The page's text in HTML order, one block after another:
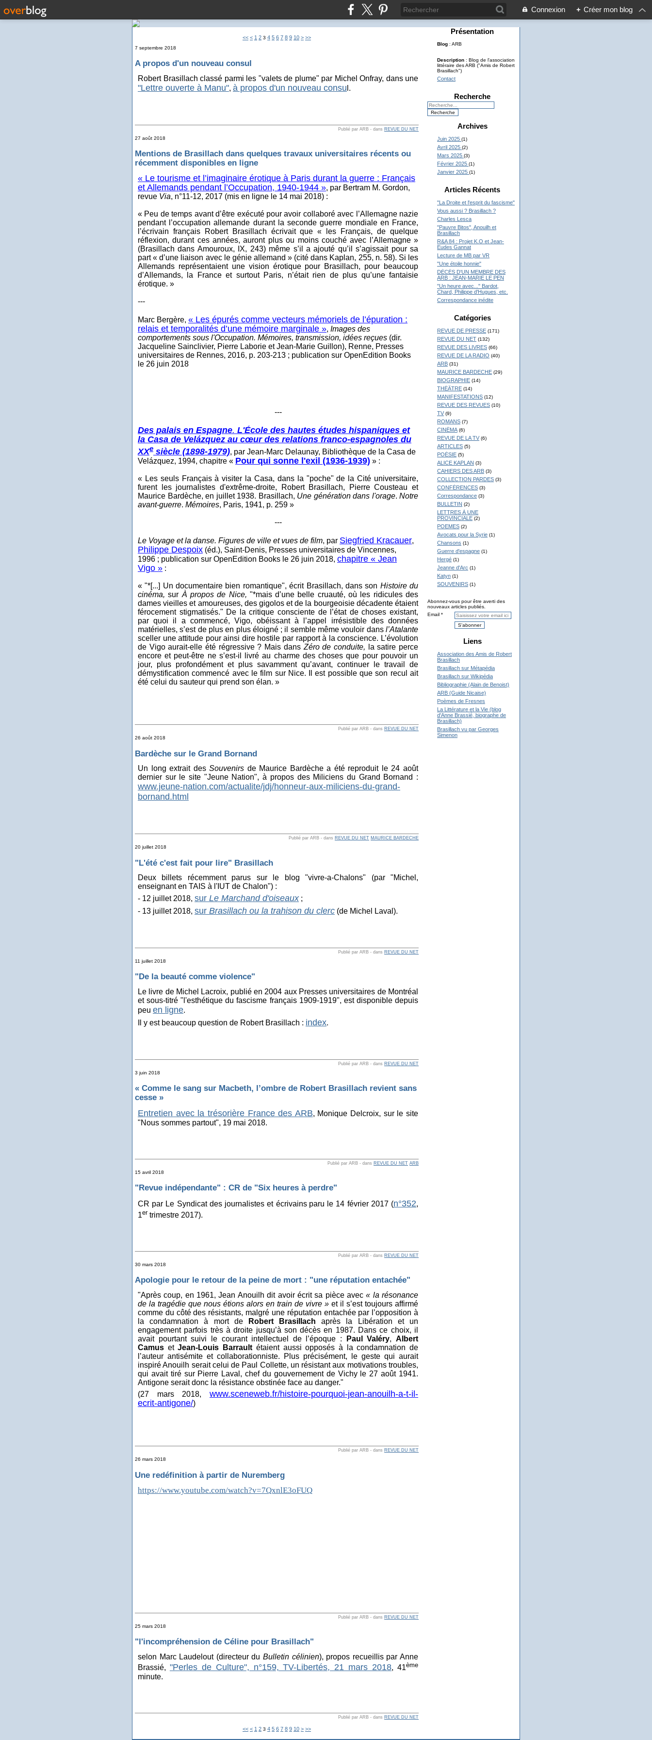
Connexion + Créer mon blog
<< < 1 2 3 4 5 6 7 8 9 10 > >>
7 septembre 2018
A propos d'un nouveau consul
Robert Brasillach classé parmi les "valets de plume" par Michel Onfray, dans une
"Lettre ouverte à Manu", à propos d'un nouveau consu l.
Publié par ARB - dans REVUE DU NET
27 août 2018
Mentions de Brasillach dans quelques travaux universitaires récents ou
récemment disponibles en ligne
« Le tourisme et l’imaginaire érotique à Paris durant la guerre : Français
et Allemands pendant l’Occupation, 1940-1944 », par Bertram M. Gordon,
revue Via, n°11-12, 2017 (mis en ligne le 14 mai 2018) :
« Peu de temps avant d’être exécuté pour avoir collaboré avec l’Allemagne nazie
pendant l’occupation allemande durant la seconde guerre mondiale en France,
l’écrivain français Robert Brasillach écrivait que « les Français, de quelque
réflexion, durant ces années, auront plus ou moins couché avec l’Allemagne »
(Brasillach dans Amouroux, IX, 243) même s’il a ajouté qu’il s’agissait pour sa
part « d’une liaison avec le génie allemand » (cité dans Kaplan, 255, n. 58). Si les
Allemands représentaient une vision érotique pour Brasillach, pour beaucoup
d’Allemands, la France et surtout Paris, n’était rien de plus qu’une fantaisie
érotique. »
---
Marc Bergère, « Les épurés comme vecteurs mémoriels de l’épuration :
relais et temporalités d’une mémoire marginale », Images des
comportements sous l'Occupation. Mémoires, transmission, idées reçues (dir.
Jacqueline Sainclivier, Pierre Laborie et Jean-Marie Guillon), Renne, Presses
universitaires de Rennes, 2016, p. 203-213 ; publication sur OpenEdition Books
le 26 juin 2018
---
Des palais en Espagne. L'École des hautes études hispaniques et
la Casa de Velázquez au cœur des relations franco-espagnoles du
XXe siècle (1898-1979), par Jean-Marc Delaunay, Bibliothèque de la Casa de
Velázquez, 1994, chapitre « Pour qui sonne l'exil (1936-1939) » :
« Les seuls Français à visiter la Casa, dans la "poche" de la Cité universitaire,
furent les journalistes d'extrême-droite, Robert Brasillach, Pierre Cousteau et
Maurice Bardèche, en juillet 1938. Brasillach, Une génération dans l'orage. Notre
avant-guerre. Mémoires, Paris, 1941, p. 259 »
---
Le Voyage et la danse. Figures de ville et vues de film, par Siegfried Kracauer,
Philippe Despoix (éd.), Saint-Denis, Presses universitaires de Vincennes,
1996 ; publication sur OpenEdition Books le 26 juin 2018, chapitre « Jean
Vigo » :
« "*[...] Un documentaire bien romantique", écrit Brasillach, dans son Histoire du
cinéma, sur À propos de Nice, "*mais d’une belle cruauté, où les ridicules des
dames vieilles et amoureuses, des gigolos et de la bourgeoisie décadente étaient
férocement stigmatisés." De la critique consciente de l’état de choses existant,
par quoi il a commencé, Vigo, obéissant à l’appel irrésistible des données
matérielles, s’est de plus en plus éloigné ; il semble même vouloir dansl’Atalante
sceller une attitude pour ainsi dire hostile par rapport à la conscience. L’évolution
de Vigo aurait-elle été régressive ? Mais dansZéro de conduite, la satire perce
encore et peut-être ne s’est-il livré au charme des choses que pour pouvoir un
jour, plus profondément et plus savamment qu’avant, continuer le travail de
démystification commencé avec le film sur Nice. Il est possible que son recul ait
été celui du sauteur qui prend son élan. »
Publié par ARB - dans REVUE DU NET
26 août 2018
Bardèche sur le Grand Bornand
Un long extrait desSouvenirs de Maurice Bardèche a été reproduit le 24 août
dernier sur le site "Jeune Nation", à propos des Miliciens du Grand Bornand :
www.jeune-nation.com/actualite/jdj/honneur-aux-miliciens-du-grand-
bornand.html
Publié par ARB - dans REVUE DU NET MAURICE BARDECHE
20 juillet 2018
"L'été c'est fait pour lire" Brasillach
Deux billets récemment parus sur le blog "vivre-a-Chalons" (par "Michel,
enseignant en TAIS à l'IUT de Chalon") :
- 12 juillet 2018, sur Le Marchand d'oiseaux;
- 13 juillet 2018, sur Brasillach ou la trahison du clerc (de Michel Laval).
Publié par ARB - dans REVUE DU NET
11 juillet 2018
"De la beauté comme violence"
Le livre de Michel Lacroix, publié en 2004 aux Presses universitaires de Montréal
et sous-titré "l'esthétique du fascisme français 1909-1919", est disponible depuis
peu en ligne.
Il y est beaucoup question de Robert Brasillach : index.
Publié par ARB - dans REVUE DU NET
3 juin 2018
« Comme le sang sur Macbeth, l’ombre de Robert Brasillach revient sans
cesse »
Entretien avec la trésorière France des ARB, Monique Delcroix, sur le site
"Nous sommes partout", 19 mai 2018.
Publié par ARB - dans REVUE DU NET ARB
15 avril 2018
"Revue indépendante" : CR de "Six heures à perdre"
CR par Le Syndicat des journalistes et écrivains paru le 14 février 2017 (n°352,
1er trimestre 2017).
Publié par ARB - dans REVUE DU NET
30 mars 2018
Apologie pour le retour de la peine de mort : "une réputation entachée"
"Après coup, en 1961, Jean Anouilh dit avoir écrit sa pièce avec« la résonance
de la tragédie que nous étions alors en train de vivre » et il s’est toujours affirmé
comme du côté des résistants, malgré une réputation entachée par l’opposition à
la condamnation à mort de
Robert Brasillach après la Libération et un
engagement parfois très à droite jusqu’à son décès en 1987. Dans ce choix, il
avait pourtant suivi le courant intellectuel de l’époque :
Paul Valéry,Albert
Camus etJean-Louis Barrault étaient aussi opposés à la condamnation de
l’auteur antisémite et collaborationniste. Plus précisément, le geste qui aurait
inspiré Anouilh serait celui de Paul Collette, un résistant aux motivations troubles,
qui avait tiré sur Pierre Laval, chef du gouvernement de Vichy le 27 août 1941.
Antigone serait donc la résistance obstinée face au danger."
(27 mars 2018, www.sceneweb.fr/histoire-pourquoi-jean-anouilh-a-t-il-
ecrit-antigone/)
Publié par ARB - dans REVUE DU NET
26 mars 2018
Une redéfinition à partir de Nuremberg
https://www.youtube.com/watch?v=7QxnlE3oFUQ
Publié par ARB - dans REVUE DU NET
25 mars 2018
"l'incompréhension de Céline pour Brasillach"
selon Marc Laudelout (directeur du Bulletin célinien), propos recueillis par Anne
Brassié, "Perles de Culture", n°159, TV-Libertés, 21 mars 2018, 41ème
minute.
Publié par ARB - dans REVUE DU NET
<< < 1 2 3 4 5 6 7 8 9 10 > >>
Présentation
Blog : ARB
Description : Blog de l'association
littéraire des ARB ("Amis de Robert
Brasillach")
Contact
Recherche
Archives
Juin 2025 (1)
Avril 2025 (2)
Mars 2025 (3)
Février 2025 (1)
Janvier 2025 (1)
Articles Récents
"La Droite et l'esprit du fascisme"
Vous aussi ? Brasillach ?
Charles Lesca
"Pauvre Bitos", Anouilh et
Brasillach
R&A 84 : Projet K.O et Jean-
Eudes Gannat
Lecture de MB par VR
"Une étoile honnie"
DÉCÉS D'UN MEMBRE DES
ARB : JEAN-MARIE LE PEN
"Un heure avec..." Bardot,
Chard, Philippe d'Hugues, etc.
Correspondance inédite
Catégories
REVUE DE PRESSE (171)
REVUE DU NET (132)
REVUE DES LIVRES (66)
REVUE DE LA RADIO (40)
ARB (31)
MAURICE BARDECHE (29)
BIOGRAPHIE (14)
THÉÂTRE (14)
MANIFESTATIONS (12)
REVUE DES REVUES (10)
TV (9)
ROMANS (7)
CINÉMA (6)
REVUE DE LA TV (6)
ARTICLES (5)
POÉSIE (5)
ALICE KAPLAN (3)
CAHIERS DES ARB (3)
COLLECTION PARDES (3)
CONFÉRENCES (3)
Correspondance (3)
BULLETIN (2)
LETTRES À UNE
PROVINCIALE (2)
POEMES (2)
Avocats pour la Syrie (1)
Chansons (1)
Guerre d'espagne (1)
Hergé (1)
Jeanne d'Arc (1)
Katyn (1)
SOUVENIRS (1)
Abonnez-vous pour être averti des
nouveaux articles publiés.
Email
Liens
Association des Amis de Robert
Brasillach
Brasillach sur Métapédia
Brasillach sur Wikipédia
Bibliographie (Alain de Benoist)
ARB (Guide Nicaise)
Poèmes de Fresnes
La Littérature et la Vie (blog
d'Anne Brassié, biographe de
Brasillach)
Brasillach vu par Georges
Simenon